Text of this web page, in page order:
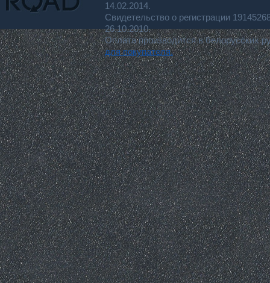
14.02.2014.
Свидетельство о регистрации
26.10.2010.
Оплата производится в белорусских
для покупателя.